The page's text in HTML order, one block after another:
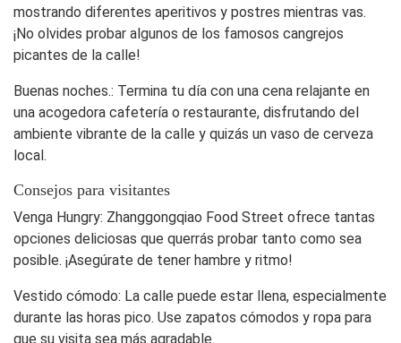
mostrando diferentes aperitivos y postres mientras vas.
¡No olvides probar algunos de los famosos cangrejos
picantes de la calle!
Buenas noches.: Termina tu día con una cena relajante en
una acogedora cafetería o restaurante, disfrutando del
ambiente vibrante de la calle y quizás un vaso de cerveza
local.
Consejos para visitantes
Venga Hungry: Zhanggongqiao Food Street ofrece tantas
opciones deliciosas que querrás probar tanto como sea
posible. ¡Asegúrate de tener hambre y ritmo!
Vestido cómodo: La calle puede estar llena, especialmente
durante las horas pico. Use zapatos cómodos y ropa para
que su visita sea más agradable.